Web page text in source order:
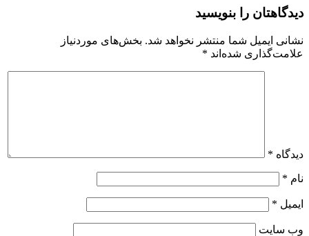
دیدگاهتان را بنویسید
نشانی ایمیل شما منتشر نخواهد شد. بخش‌های موردنیاز
علامت‌گذاری شده‌اند *
دیدگاه *
نام *
ایمیل *
وب‌ سایت